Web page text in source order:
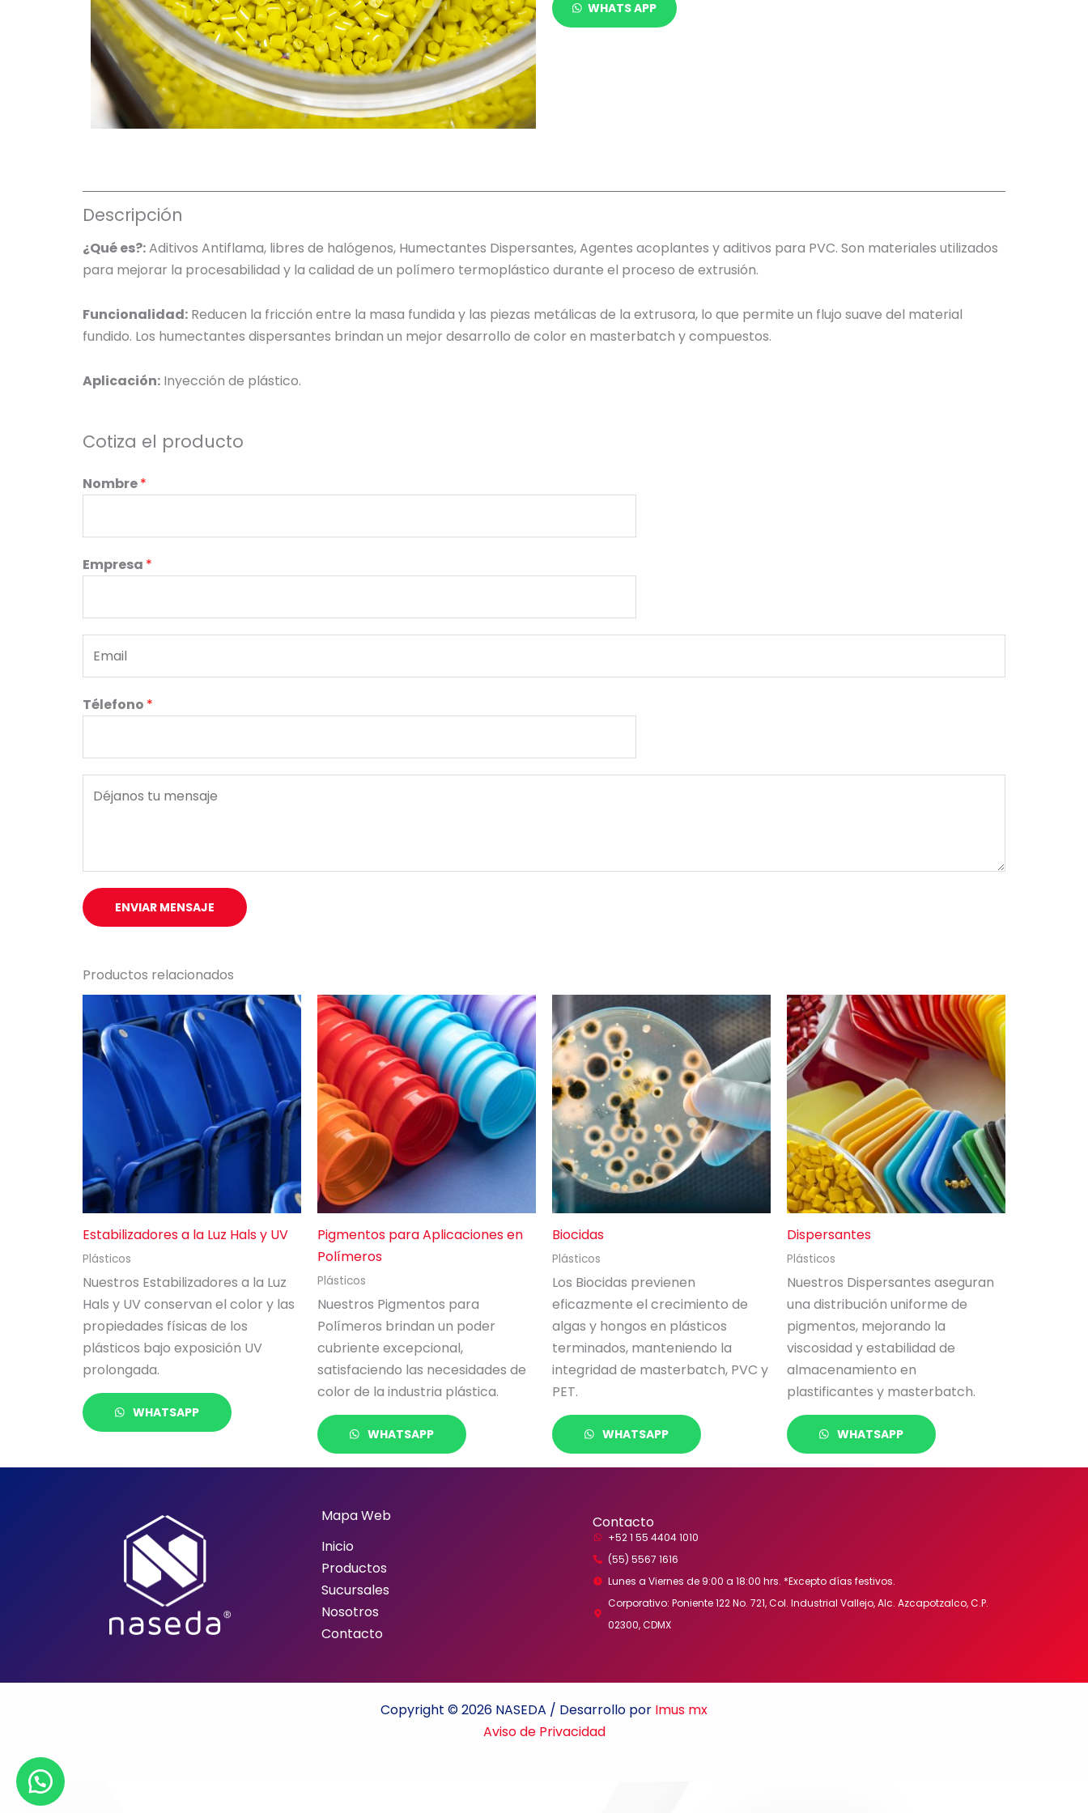
WHATS APP
Descripción
¿Qué es?:Aditivos Antiflama, libres de halógenos, Humectantes Dispersantes, Agentes acoplantes y aditivos para PVC. Son materiales utilizados
para mejorar la procesabilidad y la calidad de un polímero termoplástico durante el proceso de extrusión.
Funcionalidad: Reducen la fricción entre la masa fundida y las piezas metálicas de la extrusora, lo que permite un flujo suave del material
fundido. Los humectantes dispersantes brindan un mejor desarrollo de color en masterbatch y compuestos.
Aplicación: Inyección de plástico.
Cotiza el producto
Nombre*
Empresa *
m
*
Télefono *
a
j
e
ENVIAR MENSAJE
Productos relacionados
Estabilizadores a la Luz Hals y UV
Plásticos
Nuestros Estabilizadores a la Luz
Hals y UV conservan el color y las
propiedades físicas de los
plásticos bajo exposición UV
prolongada.
WHATSAPP
Pigmentos para Aplicaciones en
Polímeros
Plásticos
Nuestros Pigmentos para
Polímeros brindan un poder
cubriente excepcional,
satisfaciendo las necesidades de
color de la industria plástica.
WHATSAPP
Biocidas
Plásticos
Los Biocidas previenen
eficazmente el crecimiento de
algas y hongos en plásticos
terminados, manteniendo la
integridad de masterbatch, PVC y
PET.
WHATSAPP
Dispersantes
Plásticos
Nuestros Dispersantes aseguran
una distribución uniforme de
pigmentos, mejorando la
viscosidad y estabilidad de
almacenamiento en
plastificantes y masterbatch.
WHATSAPP
Mapa Web
Inicio
Productos
Sucursales
Nosotros
Contacto
Contacto
+52 1 55 4404 1010
(55) 5567 1616
Lunes a Viernes de 9:00 a 18:00 hrs. *Excepto días festivos.
Corporativo: Poniente 122 No. 721, Col. Industrial Vallejo, Alc. Azcapotzalco, C.P.
02300, CDMX
Copyright © 2026 NASEDA / Desarrollo por Imus mx
Aviso de Privacidad